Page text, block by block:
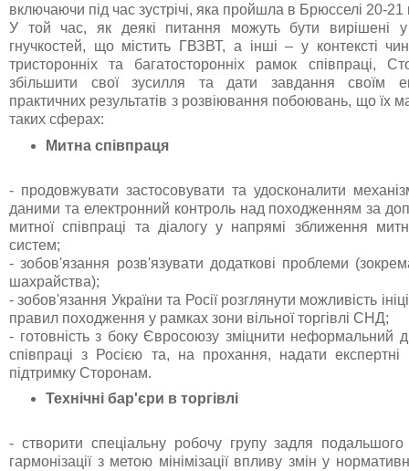
включаючи під час зустрічі, яка пройшла в Брюсселі 20-21
У той час, як деякі питання можуть бути вирішені у
гнучкостей, що містить ГВЗВТ, а інші – у контексті
тристоронніх та багатосторонніх рамок співпраці,
збільшити свої зусилля та дати завдання своїм
практичних результатів з розвіювання побоювань, що їх
таких сферах:
Митна співпраця
- продовжувати застосовувати та удосконалити
даними та електронний контроль над походженням за
митної співпраці та діалогу у напрямі зближення
систем;
-зобов'язання розв'язувати додаткові проблеми
шахрайства);
-зобов'язання України та Росії розглянути можливість
правил походження у рамках зони вільної торгівлі СНД;
- готовність з боку Євросоюзу зміцнити неформальний
співпраці з Росією та, на прохання, надати експертні
підтримку Сторонам.
Технічні бар'єри в торгівлі
- створити спеціальну робочу групу задля подальшого
гармонізації з метою мінімізації впливу змін у